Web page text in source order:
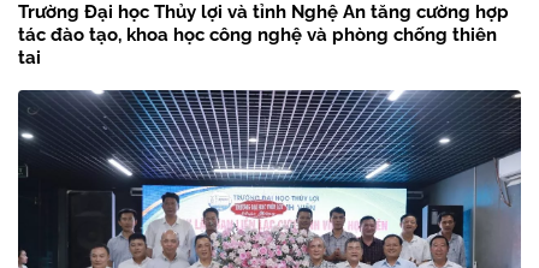
Trường Đại học Thủy lợi và tỉnh Nghệ An tăng cường hợp
tác đào tạo, khoa học công nghệ và phòng chống thiên
tai